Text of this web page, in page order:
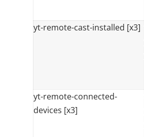
yt-remote-cast-installed [x3]
yt-remote-connected-
devices [x3]